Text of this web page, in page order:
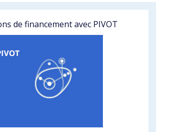
de financement avec PIVOT